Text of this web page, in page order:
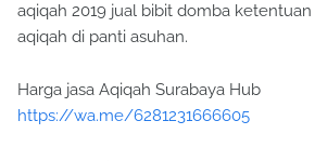
aqiqah di panti asuhan.
https://wa.me/6281231666605